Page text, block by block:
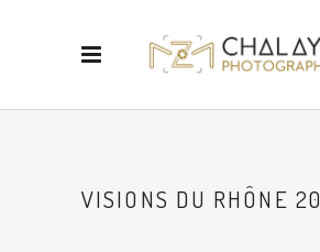
VISIONS DU RHÔNE 20